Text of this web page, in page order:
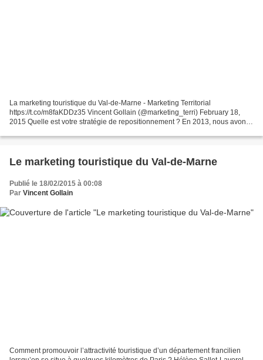
La marketing touristique du Val-de-Marne - Marketing Territorial
https://t.co/m8faKDDz35 Vincent Gollain (@marketing_terri) February 18,
2015 Quelle est votre stratégie de repositionnement ? En 2013, nous avons
Le marketing touristique du Val-de-Marne
Publié le 18/02/2015 à 00:08
Par Vincent Gollain
Comment promouvoir l’attractivité touristique d’un département francilien